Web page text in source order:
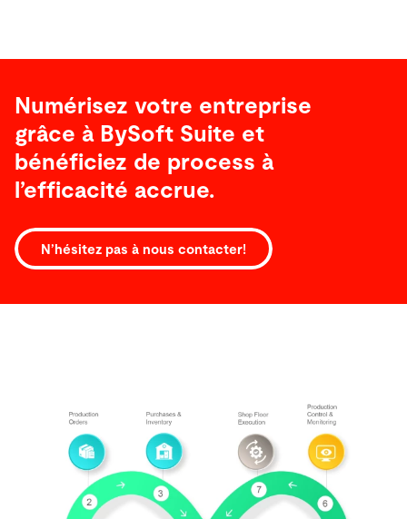
Numérisez votre entreprise
grâce à BySoft Suite et
bénéficiez de process à
l’efficacité accrue.
N’hésitez pas à nous contacter!